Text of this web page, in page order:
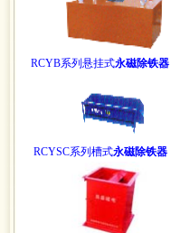
RCYB系列悬挂式永磁除铁器
RCYSC系列槽式永磁除铁器